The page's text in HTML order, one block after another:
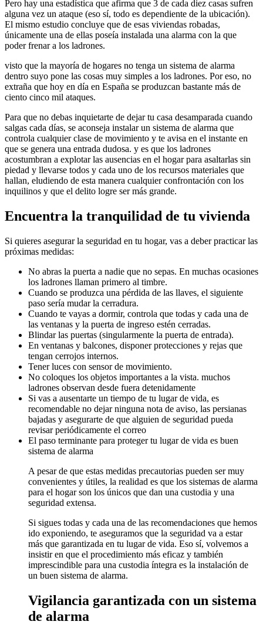
Pero hay una estadística que afirma que 3 de cada diez casas sufren
alguna vez un ataque (eso sí, todo es dependiente de la ubicación).
El mismo estudio concluye que de esas viviendas robadas,
únicamente una de ellas poseía instalada una alarma con la que
poder frenar a los ladrones.
visto que la mayoría de hogares no tenga un sistema de alarma
dentro suyo pone las cosas muy simples a los ladrones. Por eso, no
extraña que hoy en día en España se produzcan bastante más de
ciento cinco mil ataques.
Para que no debas inquietarte de dejar tu casa desamparada cuando
salgas cada días, se aconseja instalar un sistema de alarma que
controla cualquier clase de movimiento y te avisa en el instante en
que se genera una entrada dudosa. y es que los ladrones
acostumbran a explotar las ausencias en el hogar para asaltarlas sin
piedad y llevarse todos y cada uno de los recursos materiales que
hallan, eludiendo de esta manera cualquier confrontación con los
inquilinos y que el delito logre ser más grande.
Encuentra la tranquilidad de tu vivienda
Si quieres asegurar la seguridad en tu hogar, vas a deber practicar las
próximas medidas:
No abras la puerta a nadie que no sepas. En muchas ocasiones
los ladrones llaman primero al timbre.
Cuando se produzca una pérdida de las llaves, el siguiente
paso sería mudar la cerradura.
Cuando te vayas a dormir, controla que todas y cada una de
las ventanas y la puerta de ingreso estén cerradas.
Blindar las puertas (singularmente la puerta de entrada).
En ventanas y balcones, disponer protecciones y rejas que
tengan cerrojos internos.
Tener luces con sensor de movimiento.
No coloques los objetos importantes a la vista. muchos
ladrones observan desde fuera detenidamente
Si vas a ausentarte un tiempo de tu lugar de vida, es
recomendable no dejar ninguna nota de aviso, las persianas
bajadas y asegurarte de que alguien de seguridad pueda
revisar periódicamente el correo
El paso terminante para proteger tu lugar de vida es buen
sistema de alarma
A pesar de que estas medidas precautorias pueden ser muy
convenientes y útiles, la realidad es que los sistemas de alarma
para el hogar son los únicos que dan una custodia y una
seguridad extensa.
Si sigues todas y cada una de las recomendaciones que hemos
ido exponiendo, te aseguramos que la seguridad va a estar
más que garantizada en tu lugar de vida. Eso sí, volvemos a
insistir en que el procedimiento más eficaz y también
imprescindible para una custodia íntegra es la instalación de
un buen sistema de alarma.
Vigilancia garantizada con un sistema
de alarma